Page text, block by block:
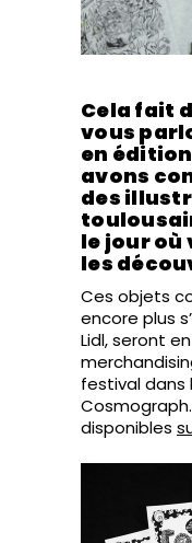
Cela fait
vous
en
avons
des
le jour où
les
Ces objets
encore plus
Lidl, seront
festival dans
disponibles